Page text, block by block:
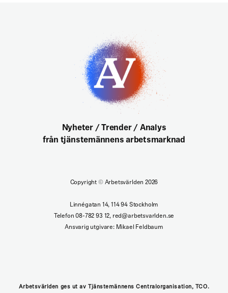
Nyheter / Trender / Analys
från tjänstemännens arbetsmarknad
Copyright ©Arbetsvärlden 2026
Linnégatan 14, 114 94 Stockholm
Telefon 08-782 93 12, red@arbetsvarlden.se
Ansvarig utgivare: Mikael Feldbaum
Arbetsvärlden ges ut av Tjänstemännens Centralorganisation, TCO.